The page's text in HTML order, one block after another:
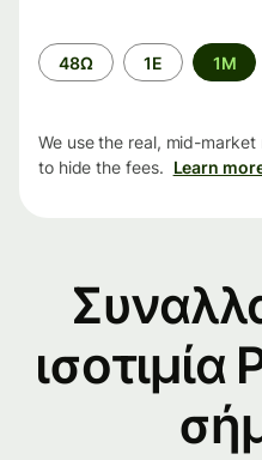
Time
period
48Ω 1Ε 1M
We use the real, mid-
to hide the fees. Learn
ισοτιμία